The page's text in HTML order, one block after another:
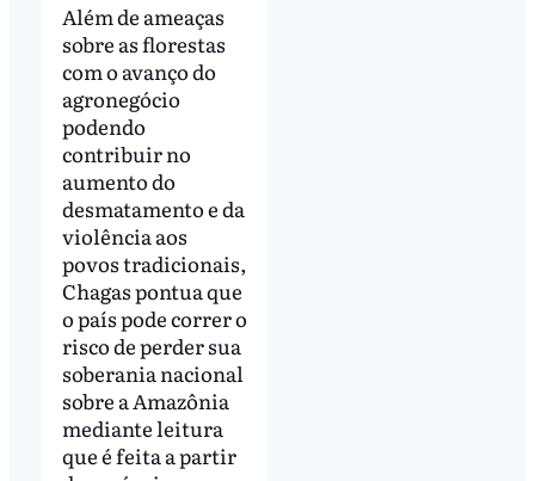
Além de ameaças
sobre as florestas
com o avanço do
agronegócio
podendo
contribuir no
aumento do
desmatamento e da
violência aos
povos tradicionais,
Chagas pontua que
o país pode correr o
risco de perder sua
soberania nacional
sobre a Amazônia
mediante leitura
que é feita a partir